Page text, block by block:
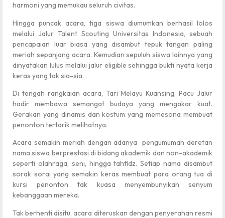
harmoni yang memukau seluruh civitas.
Hingga puncak acara, tiga siswa diumumkan berhasil lolos
melalui Jalur Talent Scouting Universitas Indonesia, sebuah
pencapaian luar biasa yang disambut tepuk tangan paling
meriah sepanjang acara. Kemudian sepuluh siswa lainnya yang
dinyatakan lulus melalui jalur eligible sehingga bukti nyata kerja
keras yang tak sia-sia.
Di tengah rangkaian acara, Tari Melayu Kuansing, Pacu Jalur
hadir membawa semangat budaya yang mengakar kuat.
Gerakan yang dinamis dan kostum yang memesona membuat
penonton tertarik melihatnya.
Acara semakin meriah dengan adanya pengumuman deretan
nama siswa berprestasi di bidang akademik dan non-akademik
seperti olahraga, seni, hingga tahfidz. Setiap nama disambut
sorak sorai yang semakin keras membuat para orang tua di
kursi penonton tak kuasa menyembunyikan senyum
kebanggaan mereka.
Tak berhenti disitu, acara diteruskan dengan penyerahan resmi